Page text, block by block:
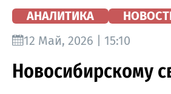
АНАЛИТИКА
12 Май, 2026 | 15:10
Новосибирскому